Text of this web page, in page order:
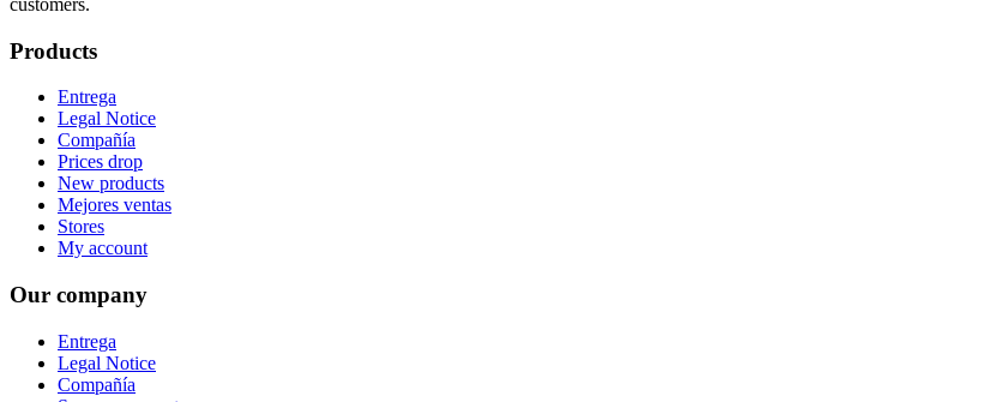
customers.
Products
Entrega
Legal Notice
Compañía
Prices drop
New products
Mejores ventas
Stores
My account
Our company
Entrega
Legal Notice
Compañía